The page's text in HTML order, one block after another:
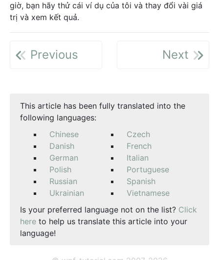
giờ, bạn hãy thử cái ví dụ của tôi và thay đổi vài giá
trị và xem kết quả.
Previous Next
This article has been fully translated into the
following languages:
Chinese
Czech
Danish
French
German
Italian
Polish
Portuguese
Russian
Spanish
Ukrainian
Vietnamese
Is your preferred language not on the list? Click
here to help us translate this article into your
language!